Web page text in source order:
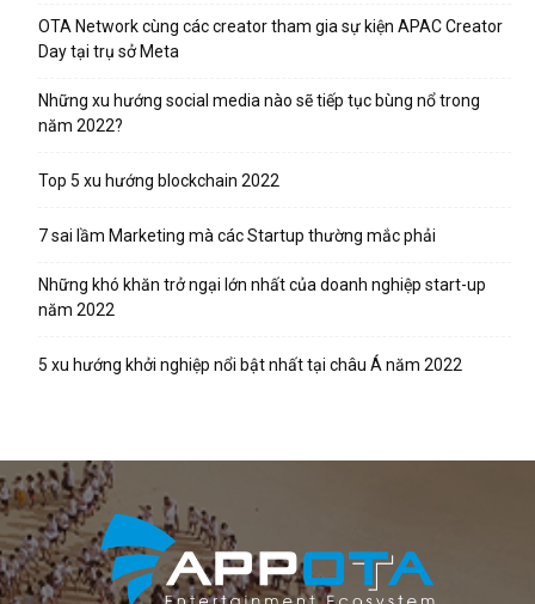
OTA Network cùng các creator tham gia sự kiện APAC Creator
Day tại trụ sở Meta
Những xu hướng social media nào sẽ tiếp tục bùng nổ trong
năm 2022?
Top 5 xu hướng blockchain 2022
7 sai lầm Marketing mà các Startup thường mắc phải
Những khó khăn trở ngại lớn nhất của doanh nghiệp start-up
năm 2022
5 xu hướng khởi nghiệp nổi bật nhất tại châu Á năm 2022